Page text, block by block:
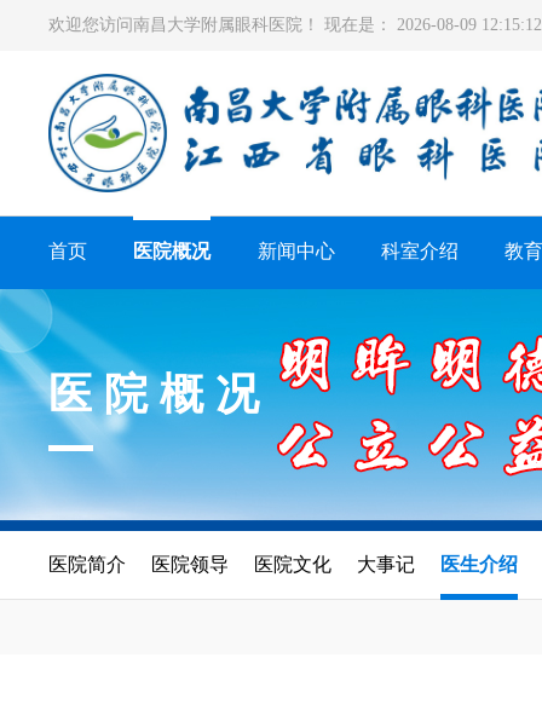
欢迎您访问南昌大学附属眼科医院！ 现在是： 2026-08-09
首页 医院概况 新闻中心 科室介绍 教
医院概况
医院简介 医院领导 医院文化 大事记 医生介绍